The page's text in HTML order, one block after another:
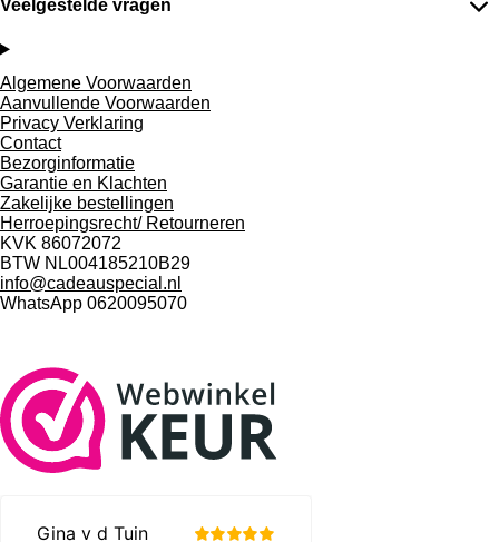
Veelgestelde vragen
Algemene Voorwaarden
Aanvullende Voorwaarden
Privacy Verklaring
Contact
Bezorginformatie
Garantie en Klachten
Zakelijke bestellingen
Herroepingsrecht/ Retourneren
KVK 86072072
BTW NL004185210B29
info@cadeauspecial.nl
WhatsApp 0620095070